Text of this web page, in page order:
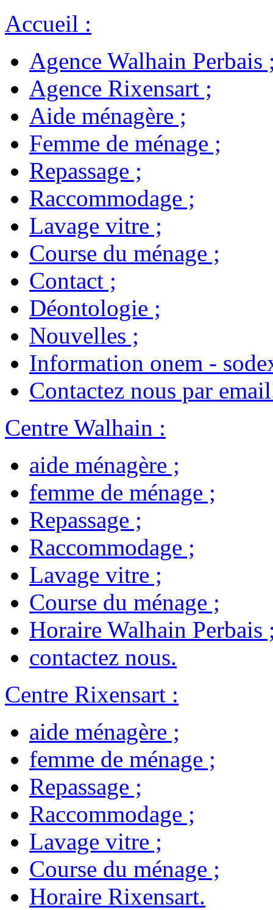
Accueil :
Agence Walhain Perbais
Agence Rixensart ;
Aide ménagère ;
Femme de ménage ;
Repassage ;
Raccommodage ;
Lavage vitre ;
Course du ménage ;
Contact ;
Déontologie ;
Nouvelles ;
Information onem -
Contactez nous par email
Centre Walhain :
aide ménagère ;
femme de ménage ;
Repassage ;
Raccommodage ;
Lavage vitre ;
Course du ménage ;
Horaire Walhain Perbais
contactez nous.
Centre Rixensart :
aide ménagère ;
femme de ménage ;
Repassage ;
Raccommodage ;
Lavage vitre ;
Course du ménage ;
Horaire Rixensart.